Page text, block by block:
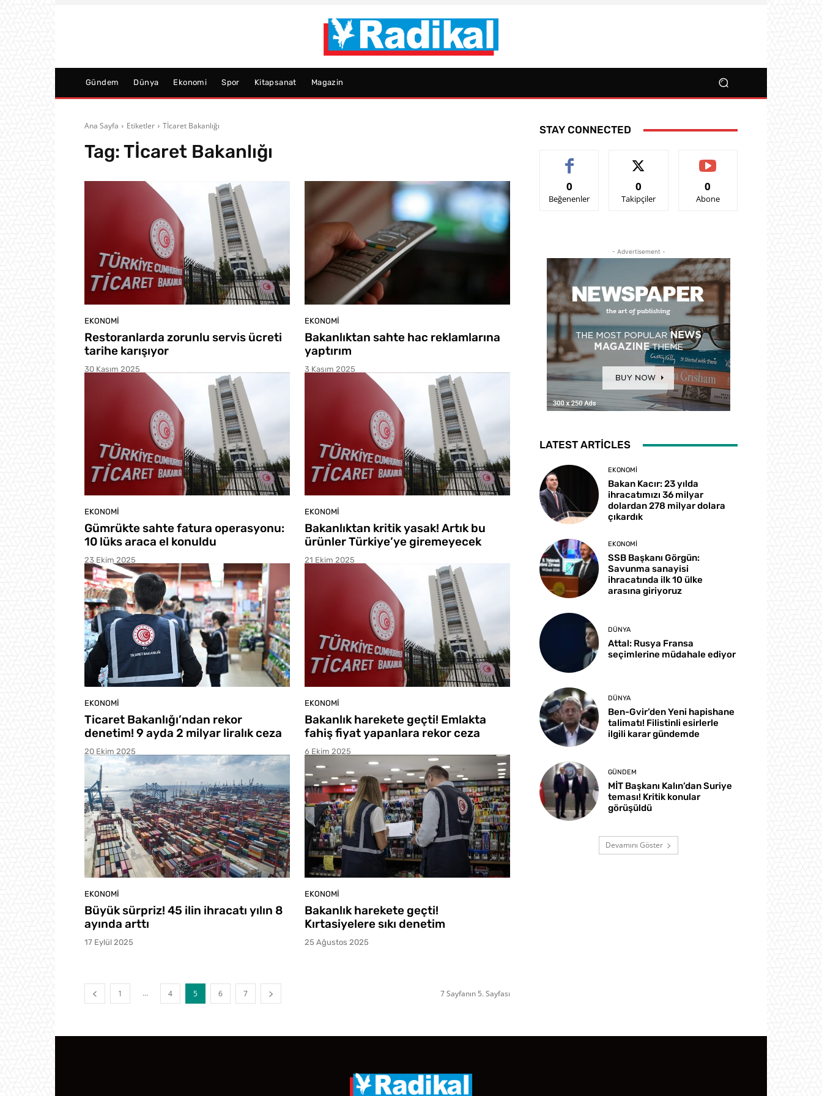
Gündem Dünya Ekonomi Spor Kitapsanat Magazin
Ana Sayfa Etiketler Tİcaret Bakanlığı
Tag:Tİcaret Bakanlığı
EKONOMI
Restoranlarda zorunlu servis ücreti
tarihe karışıyor
30 Kasım 2025
EKONOMI
Bakanlıktan sahte hac reklamlarına
yaptırım
3 Kasım 2025
EKONOMI
Gümrükte sahte fatura operasyonu:
10 lüks araca el konuldu
23 Ekim 2025
EKONOMI
Bakanlıktan kritik yasak! Artık bu
ürünler Türkiye’ye giremeyecek
21 Ekim 2025
EKONOMI
Ticaret Bakanlığı’ndan rekor
denetim! 9 ayda 2 milyar liralık ceza
20 Ekim 2025
EKONOMI
Bakanlık harekete geçti! Emlakta
fahiş fiyat yapanlara rekor ceza
6 Ekim 2025
EKONOMI
Büyük sürpriz! 45 ilin ihracatı yılın 8
ayında arttı
17 Eylül 2025
EKONOMI
Bakanlık harekete geçti!
Kırtasiyelere sıkı denetim
25 Ağustos 2025
1 ... 4 5 6 7 7 Sayfanın 5. Sayfası
STAY CONNECTED
0
Beğenenler
0
Takipçiler
0
Abone
- Advertisement -
LATEST ARTICLES
EKONOMI
Bakan Kacır: 23 yılda
ihracatımızı 36 milyar
dolardan 278 milyar dolara
çıkardık
EKONOMI
SSB Başkanı Görgün:
Savunma sanayisi
ihracatında ilk 10 ülke
arasına giriyoruz
DÜNYA
Attal: Rusya Fransa
seçimlerine müdahale ediyor
DÜNYA
Ben-Gvir’den Yeni hapishane
talimatı! Filistinli esirlerle
ilgili karar gündemde
GÜNDEM
MİT Başkanı Kalın’dan Suriye
teması! Kritik konular
görüşüldü
Devamını Göster